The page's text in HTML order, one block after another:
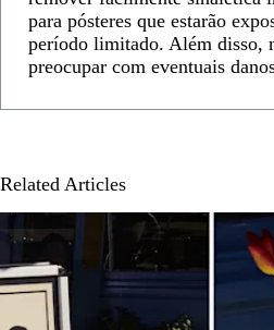
para pósteres que estarão
período limitado. Além disso,
preocupar com eventuais
Related Articles